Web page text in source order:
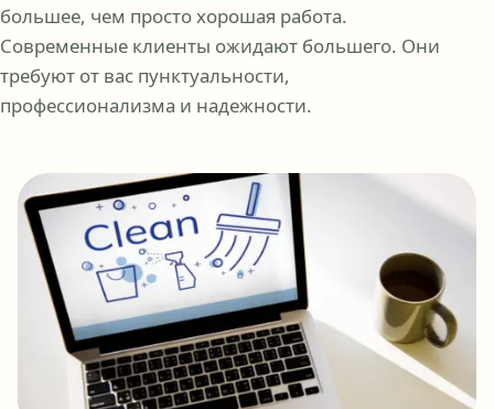
большее, чем просто хорошая работа.
Современные клиенты ожидают большего. Они
требуют от вас пунктуальности,
профессионализма и надежности.